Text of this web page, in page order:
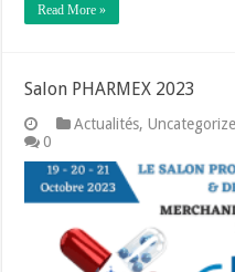
Read More »
Salon PHARMEX 2023
Actualités,
0